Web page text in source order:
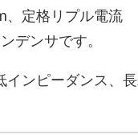
、定格リプル電流
デンサです。
インピーダンス、